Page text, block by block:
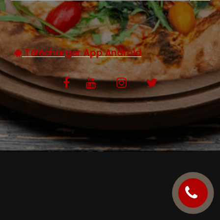
C.G.V
Télécharger App Android